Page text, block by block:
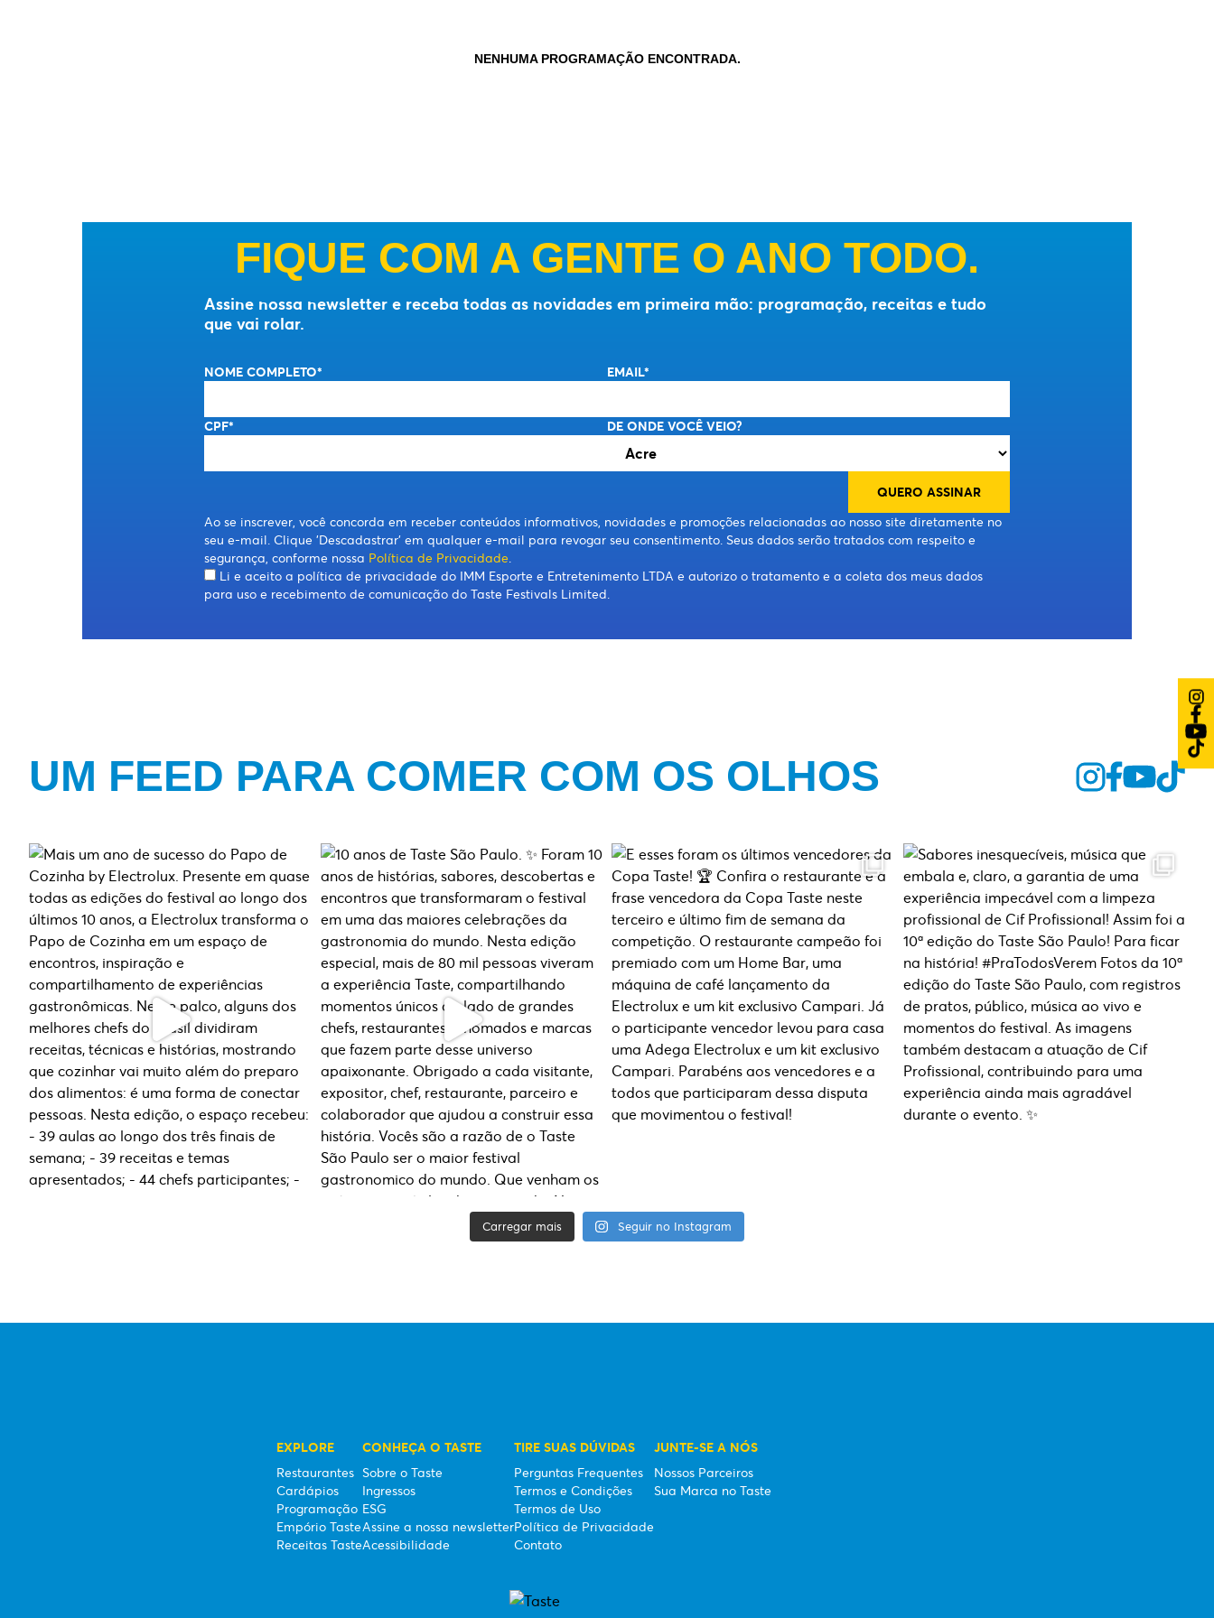
NENHUMA PROGRAMAÇÃO ENCONTRADA.
FIQUE COM A GENTE O ANO TODO.
Assine nossa newsletter e receba todas as novidades em primeira mão: programação, receitas e tudo
que vai rolar.
NOME COMPLETO* EMAIL*
CPF* DE ONDE VOCÊ VEIO?
Ao se inscrever, você concorda em receber conteúdos informativos, novidades e promoções relacionadas ao nosso site diretamente no
seu e-mail. Clique 'Descadastrar' em qualquer e-mail para revogar seu consentimento. Seus dados serão tratados com respeito e
segurança, conforme nossa Política de Privacidade.
Li e aceito a política de privacidade do IMM Esporte e Entretenimento LTDA e autorizo o tratamento e a coleta dos meus dados
para uso e recebimento de comunicação do Taste Festivals Limited.
UM FEED PARA COMER COM OS OLHOS
Carregar mais Seguir no Instagram
EXPLORE
Restaurantes
Cardápios
Programação
Empório Taste
Receitas Taste
CONHEÇA O TASTE
Sobre o Taste
Ingressos
ESG
Assine a nossa newsletter
Acessibilidade
TIRE SUAS DÚVIDAS
Perguntas Frequentes
Termos e Condições
Termos de Uso
Política de Privacidade
Contato
JUNTE-SE A NÓS
Nossos Parceiros
Sua Marca no Taste